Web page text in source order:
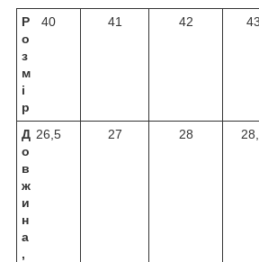
Р
о
з
м
і
р
40 41 42 43
Д
о
в
ж
и
н
а
,
26,5 27 28